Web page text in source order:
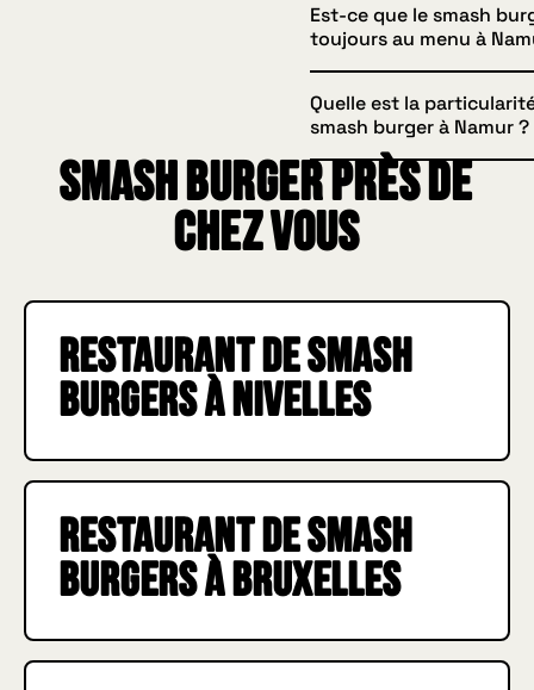
Chez HUGGYS, nous
caramélisé, servi dans
bun moelleux,
dans notre formule
Est-ce que le smash
toujours au menu à
Non, il est surtout
dans notre formule
revient parfois comme
mois avec des recettes
Quelle est la
smash burger à Namur ?
Nos steaks sont
pour obtenir une
pur origine belge.
Smash burger près de
chez vous
Restaurant de smash
burgers à Nivelles
Restaurant de smash
burgers à Bruxelles